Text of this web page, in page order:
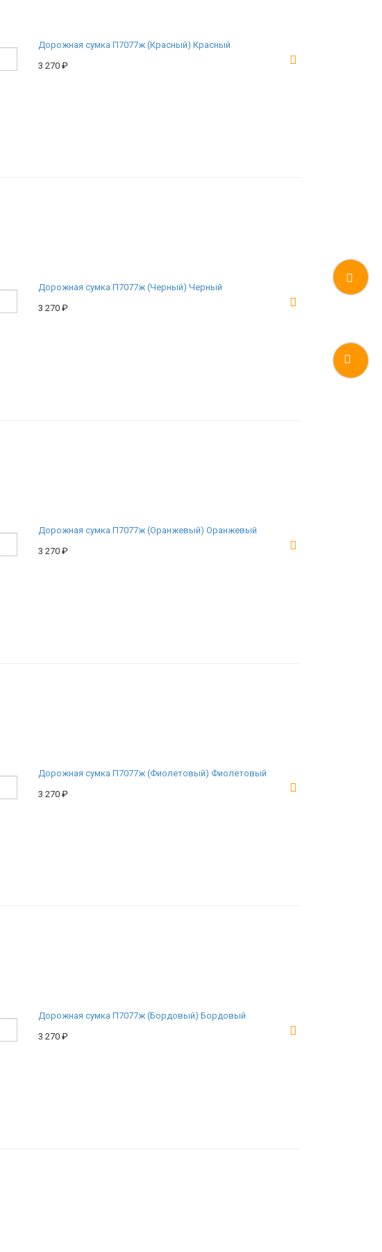
Дорожная сумка П7077ж (Красный) Красный
3 270 ₽
Дорожная сумка П7077ж (Черный) Черный
3 270 ₽
Дорожная сумка П7077ж (Оранжевый) Оранжевый
3 270 ₽
Дорожная сумка П7077ж (Фиолетовый) Фиолетовый
3 270 ₽
Дорожная сумка П7077ж (Бордовый) Бордовый
3 270 ₽